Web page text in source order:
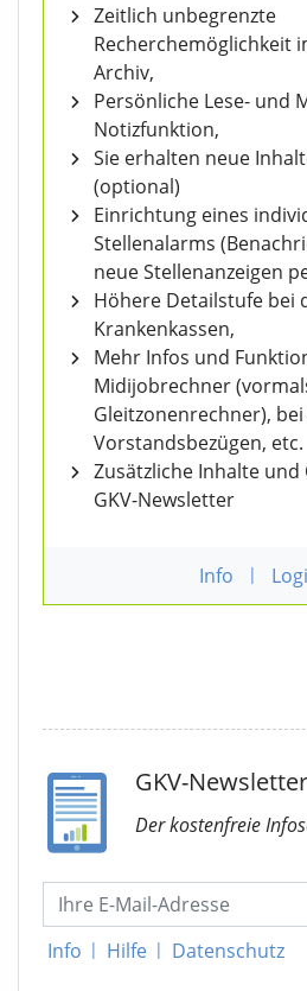
Zeitlich unbegrenzte
Recherchemöglichkeit
Archiv,
Persönliche Lese- und
Notizfunktion,
Sie erhalten neue
(optional)
Einrichtung eines
Stellenalarms
neue Stellenanzeigen
Höhere Detailstufe bei
Krankenkassen,
Mehr Infos und
Midijobrechner
Gleitzonenrechner),
Vorstandsbezügen, etc.
Zusätzliche Inhalte
GKV-Newsletter
Info |
GKV-Newsletter
Der kostenfreie
Info | Hilfe | Datenschutz